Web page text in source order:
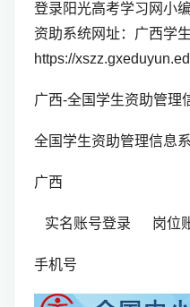
登录阳光高考学习网小
资助系统网址： 广西学
https://
广西-全国学生资助管理
全国学生资助管理信息
广西
实名账号登录 岗位
手机号